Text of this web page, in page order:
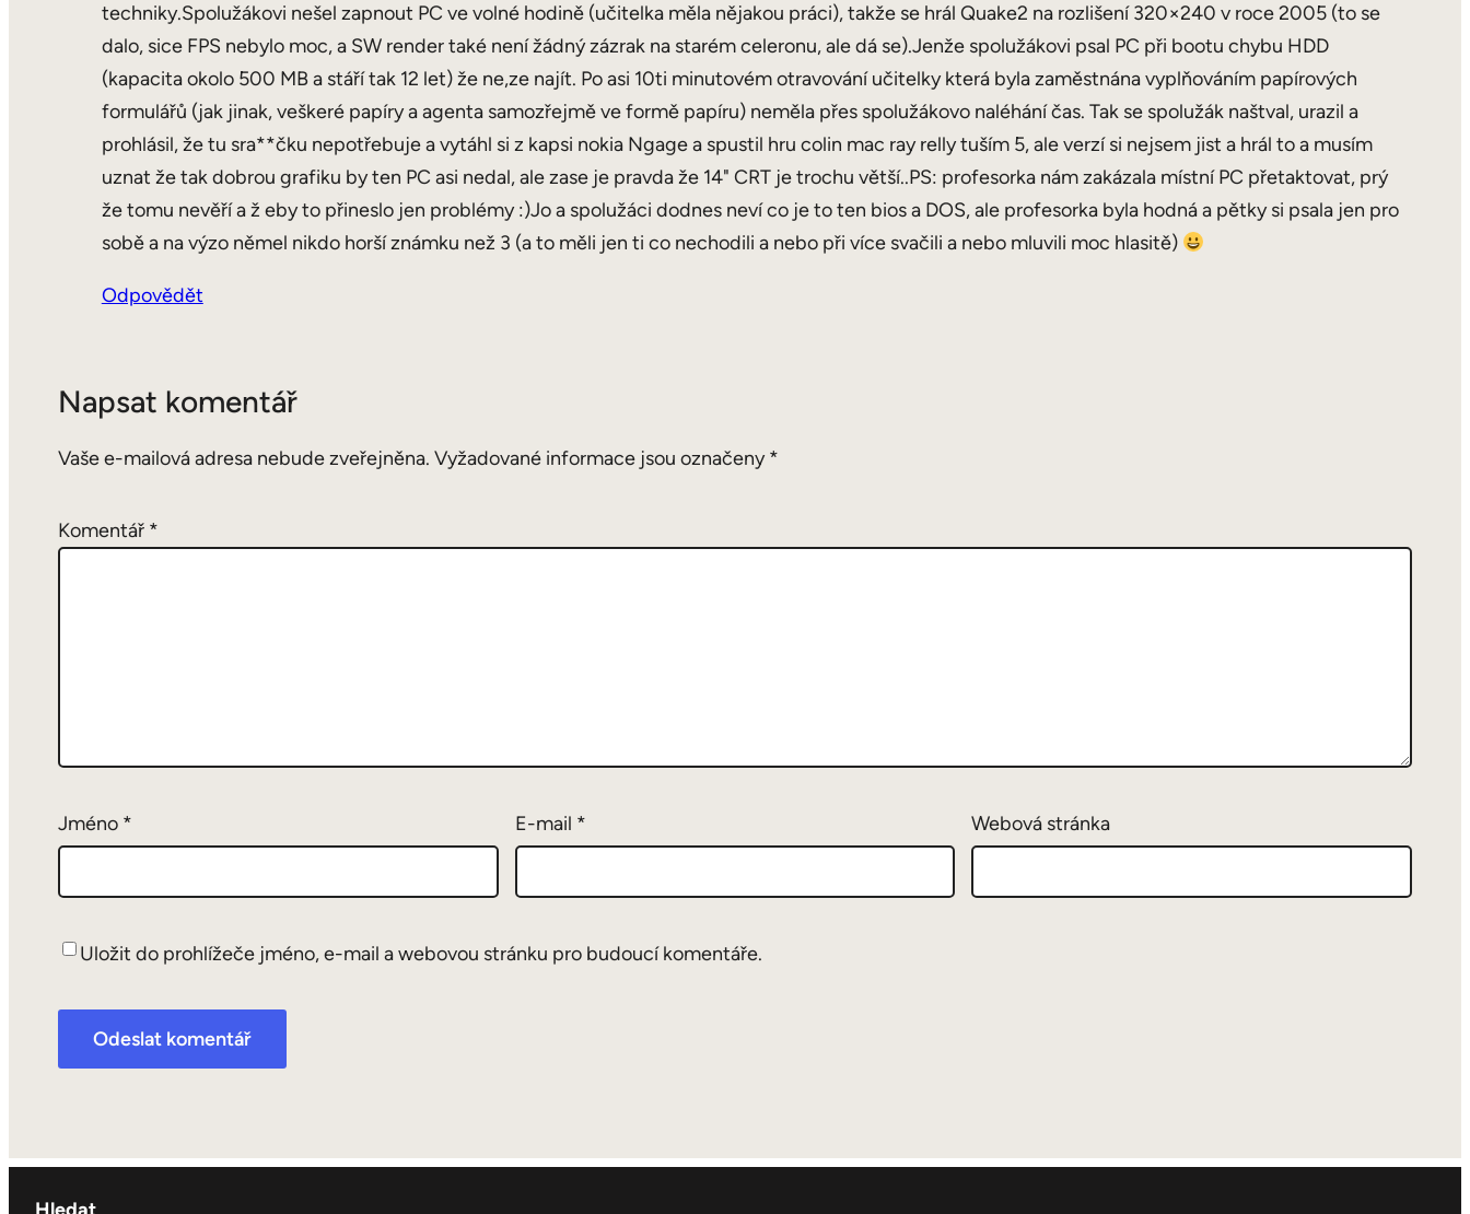
techniky.Spolužákovi nešel zapnout PC ve volné hodině (učitelka měla nějakou práci), takže se hrál Quake2 na rozlišení 320×240 v roce 2005 (to se
dalo, sice FPS nebylo moc, a SW render také není žádný zázrak na starém celeronu, ale dá se).Jenže spolužákovi psal PC při bootu chybu HDD
(kapacita okolo 500 MB a stáří tak 12 let) že ne,ze najít. Po asi 10ti minutovém otravování učitelky která byla zaměstnána vyplňováním papírových
formulářů (jak jinak, veškeré papíry a agenta samozřejmě ve formě papíru) neměla přes spolužákovo naléhání čas. Tak se spolužák naštval, urazil a
prohlásil, že tu sra**čku nepotřebuje a vytáhl si z kapsi nokia Ngage a spustil hru colin mac ray relly tuším 5, ale verzí si nejsem jist a hrál to a musím
uznat že tak dobrou grafiku by ten PC asi nedal, ale zase je pravda že 14" CRT je trochu větší..PS: profesorka nám zakázala místní PC přetaktovat, prý
že tomu nevěří a ž eby to přineslo jen problémy :)Jo a spolužáci dodnes neví co je to ten bios a DOS, ale profesorka byla hodná a pětky si psala jen pro
sobě a na výzo němel nikdo horší známku než 3 (a to měli jen ti co nechodili a nebo při více svačili a nebo mluvili moc hlasitě)
Odpovědět
Napsat komentář
Vaše e-mailová adresa nebude zveřejněna. Vyžadované informace jsou označeny*
Komentář *
Jméno * E-mail * Webová stránka
Uložit do prohlížeče jméno, e-mail a webovou stránku pro budoucí komentáře.